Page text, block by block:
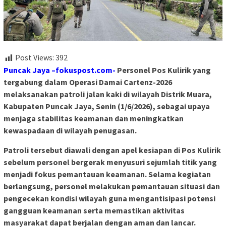
Post Views: 392
Puncak Jaya –fokuspost.com- Personel Pos Kulirik yang
tergabung dalam Operasi Damai Cartenz-2026
melaksanakan patroli jalan kaki di wilayah Distrik Muara,
Kabupaten Puncak Jaya, Senin (1/6/2026), sebagai upaya
menjaga stabilitas keamanan dan meningkatkan
kewaspadaan di wilayah penugasan.
Patroli tersebut diawali dengan apel kesiapan di Pos Kulirik
sebelum personel bergerak menyusuri sejumlah titik yang
menjadi fokus pemantauan keamanan. Selama kegiatan
berlangsung, personel melakukan pemantauan situasi dan
pengecekan kondisi wilayah guna mengantisipasi potensi
gangguan keamanan serta memastikan aktivitas
masyarakat dapat berjalan dengan aman dan lancar.